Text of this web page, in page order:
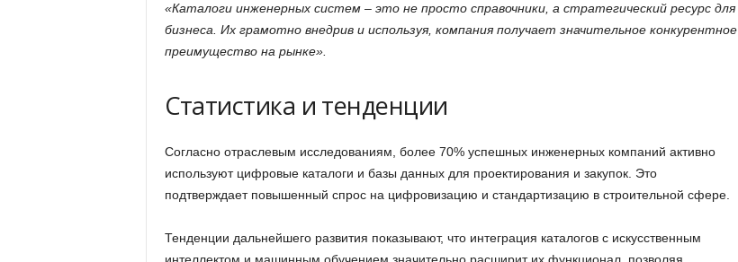
«Каталоги инженерных систем – это не просто справочники, а стратегический ресурс для
бизнеса. Их грамотно внедрив и используя, компания получает значительное конкурентное
преимущество на рынке».
Статистика и тенденции
Согласно отраслевым исследованиям, более 70% успешных инженерных компаний активно
используют цифровые каталоги и базы данных для проектирования и закупок. Это
подтверждает повышенный спрос на цифровизацию и стандартизацию в строительной сфере.
Тенденции дальнейшего развития показывают, что интеграция каталогов с искусственным